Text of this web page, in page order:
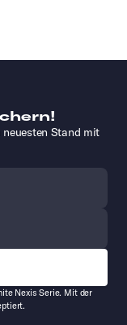
Stand mit
Nexis Serie. Mit der